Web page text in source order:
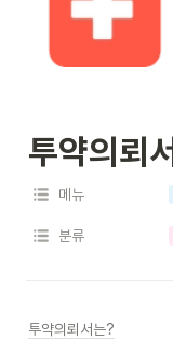
투약의뢰서
메뉴
분류
투약의뢰서는?